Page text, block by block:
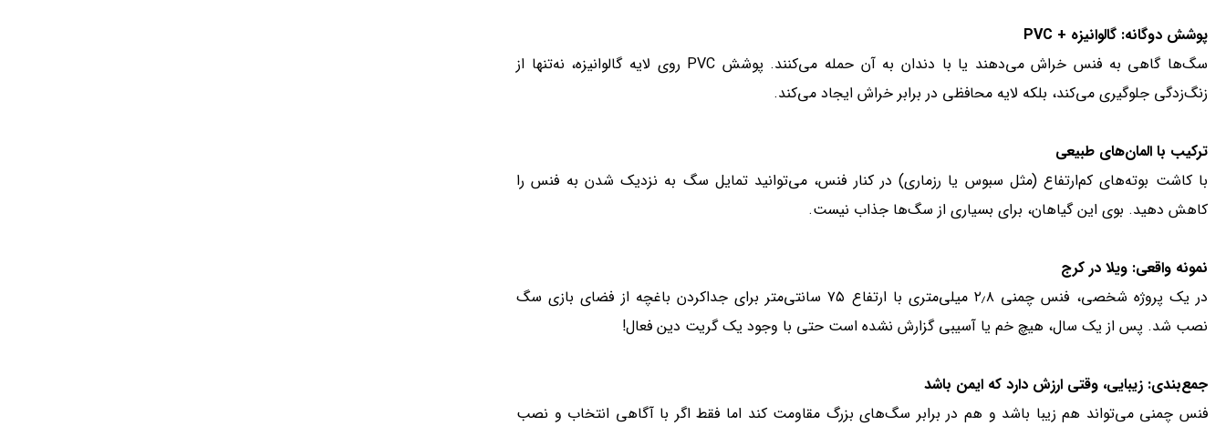
پوشش دوگانه: گالوانیزه + PVC
سگ‌ها گاهی به فنس خراش می‌دهند یا با دندان به آن حمله می‌کنند. پوشش PVC روی لایه گالوانیزه، نه‌تنها از
زنگ‌زدگی جلوگیری می‌کند، بلکه لایه محافظی در برابر خراش ایجاد می‌کند.
ترکیب با المان‌های طبیعی
با کاشت بوته‌های کم‌ارتفاع (مثل سبوس یا رزماری) در کنار فنس، می‌توانید تمایل سگ به نزدیک شدن به فنس را
کاهش دهید. بوی این گیاهان، برای بسیاری از سگ‌ها جذاب نیست.
نمونه واقعی: ویلا در کرج
در یک پروژه شخصی، فنس چمنی ۲٫۸ میلی‌متری با ارتفاع ۷۵ سانتی‌متر برای جداکردن باغچه از فضای بازی سگ
نصب شد. پس از یک سال، هیچ خم یا آسیبی گزارش نشده است حتی با وجود یک گریت دین فعال!
جمع‌بندی: زیبایی، وقتی ارزش دارد که ایمن باشد
فنس چمنی می‌تواند هم زیبا باشد و هم در برابر سگ‌های بزرگ مقاومت کند اما فقط اگر با آگاهی انتخاب و نصب